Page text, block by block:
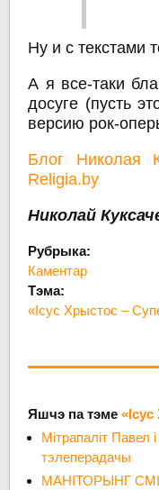
Ну и с текстами
А я все-таки
досуге (пусть
версию рок-
Блог Николая
Religia.by
Николай
Рубрыка:
Каментар
Тэма:
«Ісус Хрыстос –
Яшчэ па тэме
Мітрапаліт Павел
тэлеперадачы
МАНІТОРЫНГ СМІ: